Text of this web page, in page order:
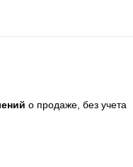
о продаже, без учета